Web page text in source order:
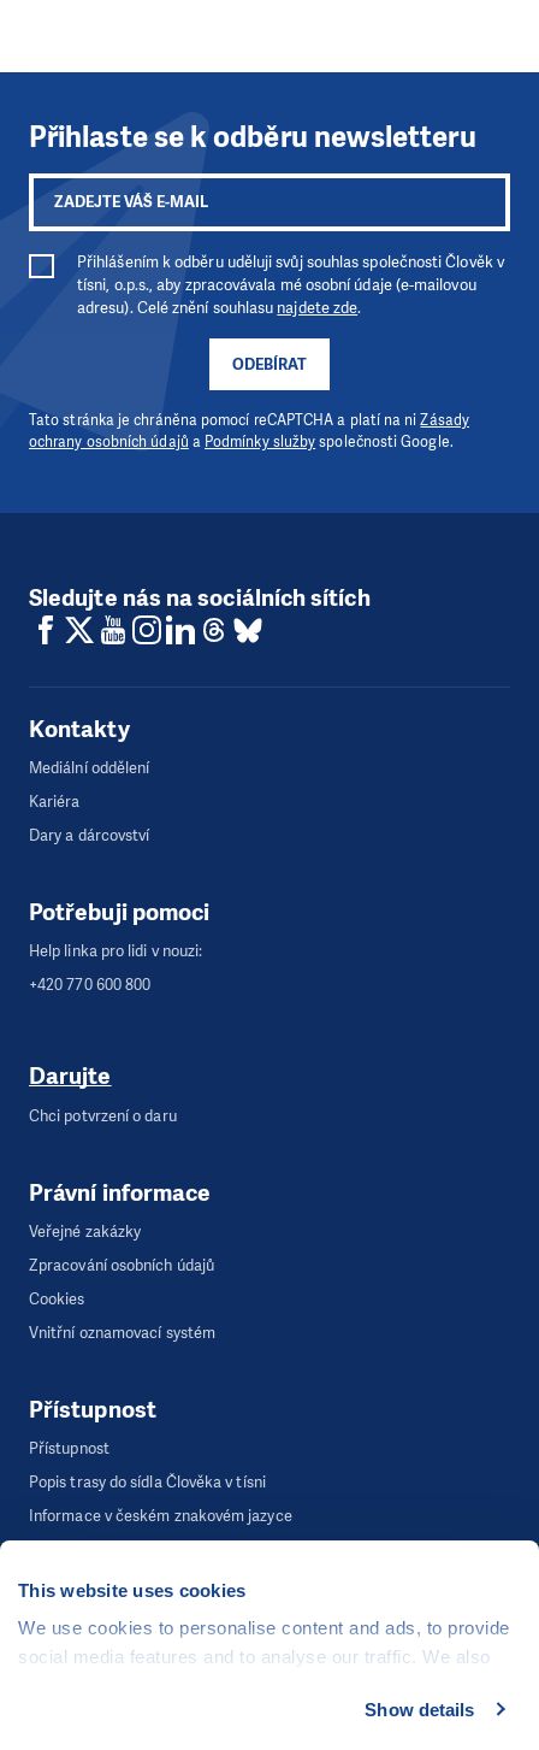
This website uses cookies
We use cookies to personalise content and ads, to provide
social media features and to analyse our traffic. We also
media, advertising and analytics partners who may
Show details
Přihlaste se k odběru newsletteru
ODEBÍRAT
Přihlášením k odběru uděluji svůj souhlas společnosti Člověk v
tísni, o.p.s., aby zpracovávala mé osobní údaje (e-mailovou
adresu). Celé znění souhlasu najdete zde.
Tato stránka je chráněna pomocí reCAPTCHA a platí na niZásady
ochrany osobních údajů a Podmínky službyspolečnosti Google.
Sledujte nás na sociálních sítích
Kontakty
Mediální oddělení
Kariéra
Dary a dárcovství
Potřebuji pomoci
Help linka pro lidi v nouzi:
+420 770 600 800
Darujte
Chci potvrzení o daru
Právní informace
Veřejné zakázky
Zpracování osobních údajů
Cookies
Vnitřní oznamovací systém
Přístupnost
Přístupnost
Popis trasy do sídla Člověka v tísni
Informace v českém znakovém jazyce
Webová stránka běží na bezplatně poskytnutém server hostingu od
CZECHIA.COM. Děkujeme.